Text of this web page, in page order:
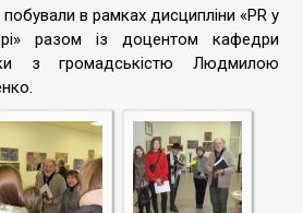
в рамках дисципліни «PR у
разом із доцентом кафедри
з громадськістю Людмилою